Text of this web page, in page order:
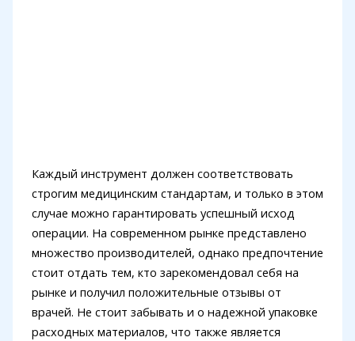
Каждый инструмент должен соответствовать
строгим медицинским стандартам, и только в этом
случае можно гарантировать успешный исход
операции. На современном рынке представлено
множество производителей, однако предпочтение
стоит отдать тем, кто зарекомендовал себя на
рынке и получил положительные отзывы от
врачей. Не стоит забывать и о надежной упаковке
расходных материалов, что также является